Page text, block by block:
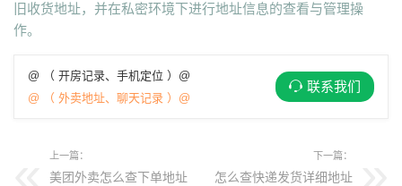
旧收货地址，并在私密环境下进行地址信息的查看与管理操
作。
@ （ 开房记录、手机定位 ）@
@ （ 外卖地址、聊天记录 ）@
联系我们
上一篇：
美团外卖怎么查下单地址
下一篇：
怎么查快递发货详细地址